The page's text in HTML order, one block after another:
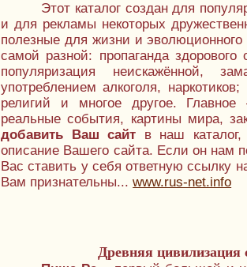
Этот каталог создан для
и для рекламы некоторых
полезные для жизни и
самой разной: пропаганда
популяризация неискажённой,
употреблением алкоголя,
религий и многое другое.
реальные события, картины мира,
добавить Ваш сайт в наш каталог,
описание Вашего сайта. Если он нам
Вас ставить у себя ответную
Вам признательны...www.rus-net.info
Древняя цивилизация